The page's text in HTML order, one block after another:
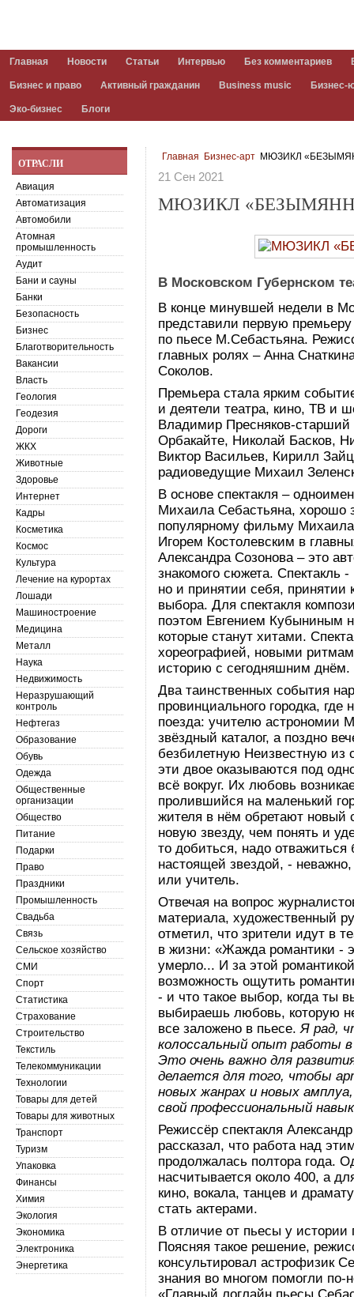
Главная Новости Статьи Интервью Без комментариев
Бизнес и право Активный гражданин Business music Бизнес-
Эко-бизнес Блоги
Главная Бизнес-арт МЮЗИКЛ
21 Сен 2021
МЮЗИКЛ
В Московском Губернском
В конце минувшей недели в
представили первую
по пьесе М.Себастьяна.
главных ролях – Анна
Соколов.
Премьера стала ярким
и деятели театра, кино, ТВ и
Владимир Пресняков-
Орбакайте, Николай Басков,
Виктор Васильев, Кирилл
радиоведущие Михаил
В основе спектакля –
Михаила Себастьяна, хорошо
популярному фильму Михаила
Игорем Костолевским в
Александра Созонова – это
знакомого сюжета. Спектакль
но и принятии себя, принятии
выбора. Для спектакля
поэтом Евгением Кубыниным
которые станут хитами.
хореографией, новыми
историю с сегодняшним днём.
Два таинственных события
провинциального городка, где
поезда: учителю астрономии
звёздный каталог, а поздно
безбилетную Неизвестную из
эти двое оказываются под
всё вокруг. Их любовь
пролившийся на маленький
жителя в нём обретают новый
новую звезду, чем понять и
то добиться, надо
настоящей звездой, -
или учитель.
Отвечая на вопрос
материала, художественный
отметил, что зрители идут в
в жизни: «Жажда романтики -
умерло... И за этой
возможность ощутить
- и что такое выбор, когда ты
выбираешь любовь, которую
все заложено в пьесе. Я рад,
колоссальный опыт работы
Это очень важно для
делается для того, чтобы
новых жанрах и новых
свой профессиональный навык
Режиссёр спектакля
рассказал, что работа над
продолжалась полтора года.
насчитывается около 400, а
кино, вокала, танцев и
стать актерами.
В отличие от пьесы у истории
Поясняя такое решение,
консультировал астрофизик
знания во многом помогли по-
ОТРАСЛИ
Авиация
Автоматизация
Автомобили
Атомная
промышленность
Аудит
Бани и сауны
Банки
Безопасность
Бизнес
Благотворительность
Вакансии
Власть
Геология
Геодезия
Дороги
ЖКХ
Животные
Здоровье
Интернет
Кадры
Косметика
Космос
Культура
Лечение на курортах
Лошади
Машиностроение
Медицина
Металл
Наука
Недвижимость
Неразрушающий
контроль
Нефтегаз
Образование
Обувь
Одежда
Общественные
организации
Общество
Питание
Подарки
Право
Праздники
Промышленность
Свадьба
Связь
Сельское хозяйство
СМИ
Спорт
Статистика
Страхование
Строительство
Текстиль
Телекоммуникации
Технологии
Товары для детей
Товары для животных
Транспорт
Туризм
Упаковка
Финансы
Химия
Экология
Экономика
Электроника
Энергетика